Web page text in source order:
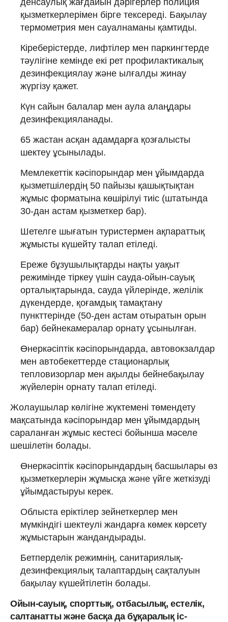
қызметкерлерімен бірге тексереді. Бақылау
термометрия мен сауалнаманы қамтиды.
Кіреберістерде, лифтілер мен паркингтерде
тәулігіне кемінде екі рет профилактикалық
дезинфекциялау және ылғалды жинау
жүргізу қажет.
Күн сайын балалар мен аула алаңдары
дезинфекцияланады.
65 жастан асқан адамдарға қозғалысты
шектеу ұсынылады.
Мемлекеттік кәсіпорындар мен ұйымдарда
қызметшілердің 50 пайызы қашықтықтан
жұмыс форматына көшірілуі тиіс (штатында
30-дан астам қызметкер бар).
Шетелге шығатын туристермен ақпараттық
жұмысты күшейту талап етіледі.
Ереже бұзушылықтарды нақты уақыт
режимінде тіркеу үшін сауда-ойын-сауық
орталықтарында, сауда үйлерінде, желілік
дүкендерде, қоғамдық тамақтану
пункттерінде (50-ден астам отыратын орын
бар) бейнекамералар орнату ұсынылған.
Өнеркәсіптік кәсіпорындарда, автовокзалдар
мен автобекеттерде стационарлық
тепловизорлар мен ақылды бейнебақылау
жүйелерін орнату талап етіледі.
Жолаушылар көлігіне жүктемені төмендету
мақсатында кәсіпорындар мен ұйымдардың
сараланған жұмыс кестесі бойынша мәселе
шешілетін болады.
Өнеркәсіптік кәсіпорындардың басшылары өз
қызметкерлерін жұмысқа және үйге жеткізуді
ұйымдастыруы керек.
Облыста еріктілер зейнеткерлер мен
мүмкіндігі шектеулі жандарға көмек көрсету
жұмыстарын жандандырады.
Бетперделік режимнің, санитариялық-
дезинфекциялық талаптардың сақталуын
бақылау күшейтілетін болады.
Ойын-сауық, спорттық, отбасылық, естелік,
салтанатты және басқа да бұқаралық іс-